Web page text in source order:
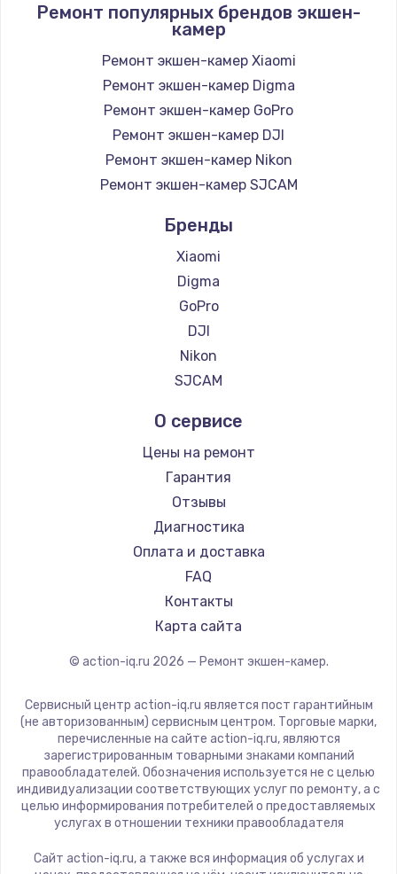
Ремонт популярных брендов экшен-
камер
Ремонт экшен-камер Xiaomi
Ремонт экшен-камер Digma
Ремонт экшен-камер GoPro
Ремонт экшен-камер DJI
Ремонт экшен-камер Nikon
Ремонт экшен-камер SJCAM
Бренды
Xiaomi
Digma
GoPro
DJI
Nikon
SJCAM
О сервисе
Цены на ремонт
Гарантия
Отзывы
Диагностика
Оплата и доставка
FAQ
Контакты
Карта сайта
© action-iq.ru 2026 — Ремонт экшен-камер.
Сервисный центр action-iq.ru является пост гарантийным
(не авторизованным) сервисным центром. Торговые марки,
перечисленные на сайте action-iq.ru, являются
зарегистрированным товарными знаками компаний
правообладателей. Обозначения используется не с целью
индивидуализации соответствующих услуг по ремонту, а с
целью информирования потребителей о предоставляемых
услугах в отношении техники правообладателя
Сайт action-iq.ru, а также вся информация об услугах и